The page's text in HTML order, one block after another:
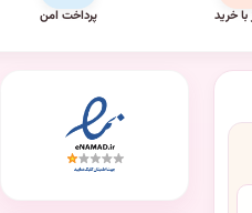
با خرید پرداخت امن